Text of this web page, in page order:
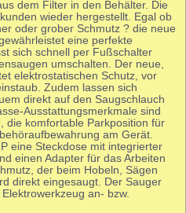
dem Filter in den Behälter. Die
wieder hergestellt. Egal ob
oder grober Schmutz ? die neue
eine perfekte
sich schnell per Fußschalter
umschalten. Der neue,
elektrostatischen Schutz, vor
Zudem lassen sich
direkt auf den Saugschlauch
Ausstattungsmerkmale sind
die komfortable Parkposition für
am Gerät.
eine Steckdose mit integrierter
einen Adapter für das Arbeiten
der beim Hobeln, Sägen
direkt eingesaugt. Der Sauger
an- bzw.